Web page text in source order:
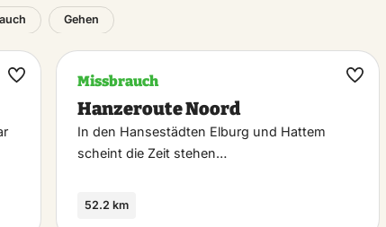
Gehen
Maak
Missbrauch
Hanzeroute Noord
In den Hansestädten Elburg und Hattem
scheint die Zeit stehen…
52.2 km
Maak